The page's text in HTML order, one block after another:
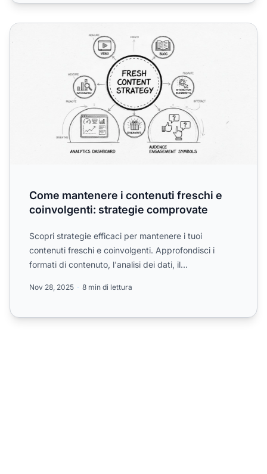
Come mantenere i contenuti freschi e coinvolgenti:
Come mantenere i contenuti freschi e
coinvolgenti: strategie comprovate
Scopri strategie efficaci per mantenere i tuoi
contenuti freschi e coinvolgenti. Approfondisci i
formati di contenuto, l'analisi dei dati, il
Nov 28, 2025 8 min di lettura